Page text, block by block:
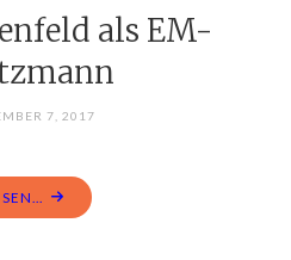
als EM-
7, 2017